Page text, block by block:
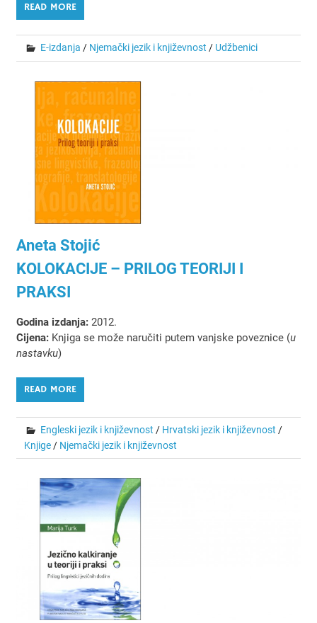
READ MORE
E-izdanja / Njemački jezik i književnost / Udžbenici
Aneta Stojić
KOLOKACIJE – PRILOG TEORIJI I
PRAKSI
Godina izdanja:2012.
Cijena:Knjiga se može naručiti putem vanjske poveznice (u
nastavku)
READ MORE
Engleski jezik i književnost / Hrvatski jezik i književnost /
Knjige/ Njemački jezik i književnost